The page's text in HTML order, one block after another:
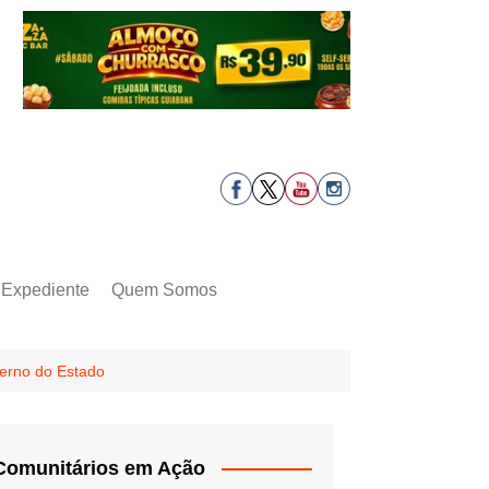
Expediente Quem Somos
do Estado
em Ação